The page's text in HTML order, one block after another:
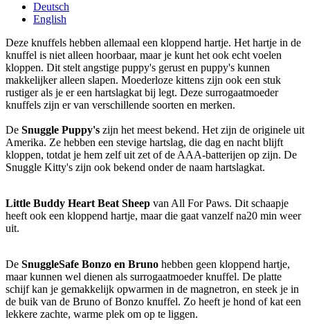
Deutsch
English
Deze knuffels hebben allemaal een kloppend hartje. Het hartje in de
knuffel is niet alleen hoorbaar, maar je kunt het ook echt voelen
kloppen. Dit stelt angstige puppy's gerust en puppy's kunnen
makkelijker alleen slapen. Moederloze kittens zijn ook een stuk
rustiger als je er een hartslagkat bij legt. Deze surrogaatmoeder
knuffels zijn er van verschillende soorten en merken.
De Snuggle Puppy's zijn het meest bekend. Het zijn de originele uit
Amerika. Ze hebben een stevige hartslag, die dag en nacht blijft
kloppen, totdat je hem zelf uit zet of de AAA-batterijen op zijn. De
Snuggle Kitty's zijn ook bekend onder de naam hartslagkat.
Little Buddy Heart Beat Sheep van All For Paws. Dit schaapje
heeft ook een kloppend hartje, maar die gaat vanzelf na20 min weer
uit.
De SnuggleSafe Bonzo en Bruno hebben geen kloppend hartje,
maar kunnen wel dienen als surrogaatmoeder knuffel. De platte
schijf kan je gemakkelijk opwarmen in de magnetron, en steek je in
de buik van de Bruno of Bonzo knuffel. Zo heeft je hond of kat een
lekkere zachte, warme plek om op te liggen.